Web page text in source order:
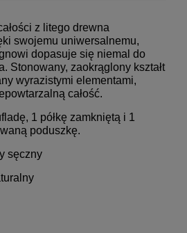
z litego drewna
swojemu uniwersalnemu,
dopasuje się niemal do
Stonowany, zaokrąglony kształt
wyrazistymi elementami,
całość.
1 półkę zamkniętą i 1
poduszkę.
sęczny